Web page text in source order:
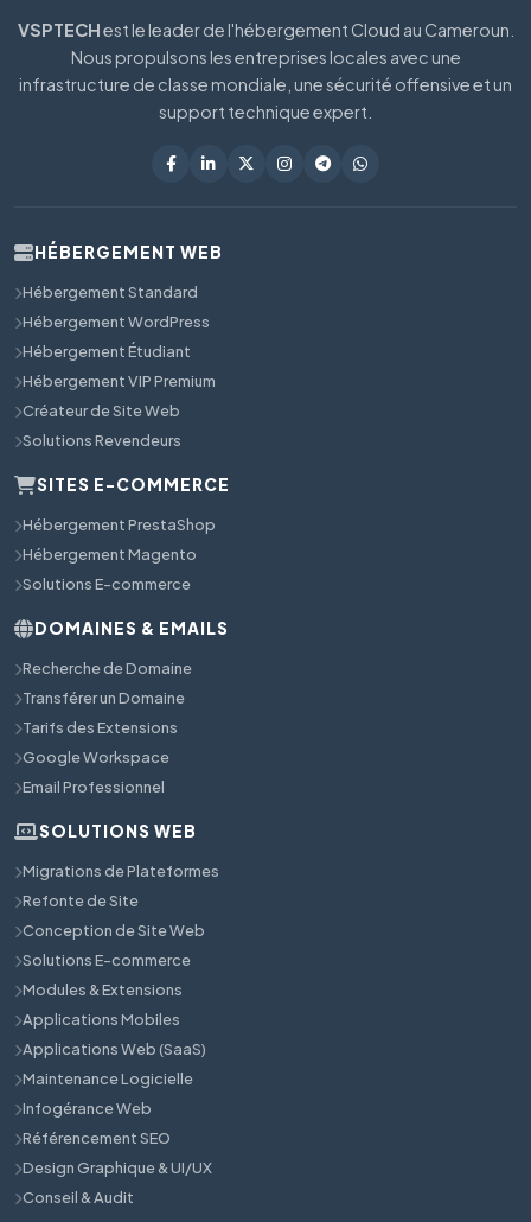
VSPTECHest le leader de l'hébergement Cloud au Cameroun.
Nous propulsons les entreprises locales avec une
infrastructure de classe mondiale, une sécurité offensive et un
support technique expert.
HÉBERGEMENT WEB
Hébergement Standard
Hébergement WordPress
Hébergement Étudiant
Hébergement VIP Premium
Créateur de Site Web
Solutions Revendeurs
SITES E-COMMERCE
Hébergement PrestaShop
Hébergement Magento
Solutions E-commerce
DOMAINES & EMAILS
Recherche de Domaine
Transférer un Domaine
Tarifs des Extensions
Google Workspace
Email Professionnel
SOLUTIONS WEB
Migrations de Plateformes
Refonte de Site
Conception de Site Web
Solutions E-commerce
Modules & Extensions
Applications Mobiles
Applications Web (SaaS)
Maintenance Logicielle
Infogérance Web
Référencement SEO
Design Graphique & UI/UX
Conseil & Audit